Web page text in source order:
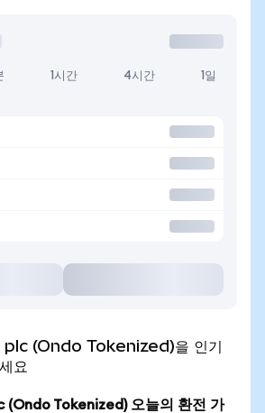
1시간 4시간 1일
(Ondo Tokenized)을 인기
요
(Ondo Tokenized) 오늘의 환전 가